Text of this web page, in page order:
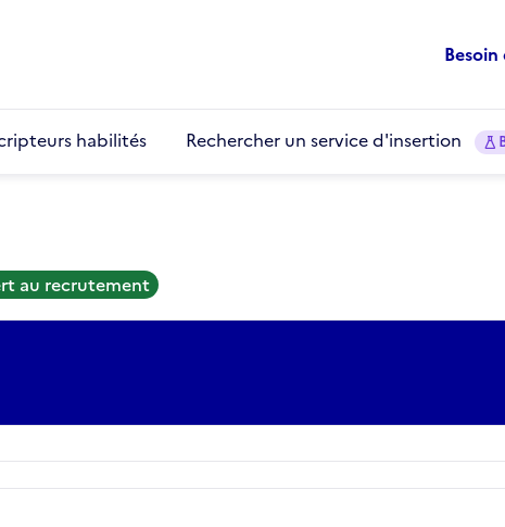
Besoin
habilités Rechercher un service d'insertion
au recrutement